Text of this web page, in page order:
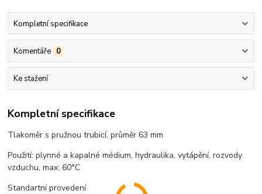
Kompletní specifikace
Komentáře 0
Ke stažení
Kompletní specifikace
Tlakoměr s pružnou trubicí, průměr 63 mm
Použití: plynné a kapalné médium, hydraulika, vytápění, rozvody
vzduchu, max: 60°C
Standartní provedení